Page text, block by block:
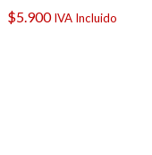
$5.900 IVA Incluido